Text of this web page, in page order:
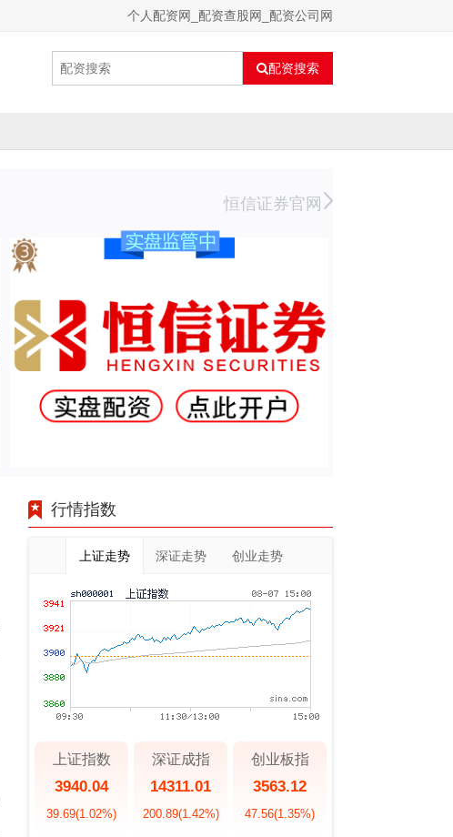
个人配资网_配资查股网_配资公司网
配资搜索
恒信证券官网
行情指数
上证走势 深证走势 创业走势
上证指数
3940.04
39.69(1.02%)
深证成指
14311.01
200.89(1.42%)
创业板指
3563.12
47.56(1.35%)